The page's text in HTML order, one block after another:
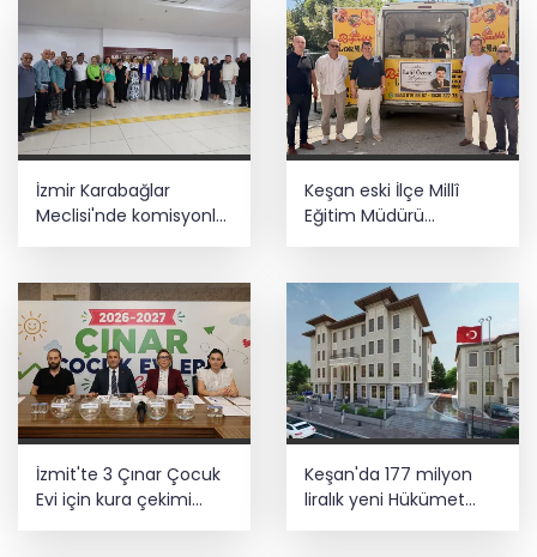
Arkeoloji Müzesi yenilendi
İzmir Karabağlar
Meclisi'nde komisyonlar
yeniden şekillendi
Keşan eski İlçe Millî
Eğitim Müdürü
vefatının yıl
İzmit'te 3 Çınar Çocuk
Evi için kura çekimi
Keşan'da 177 milyon
liralık yeni Hükümet